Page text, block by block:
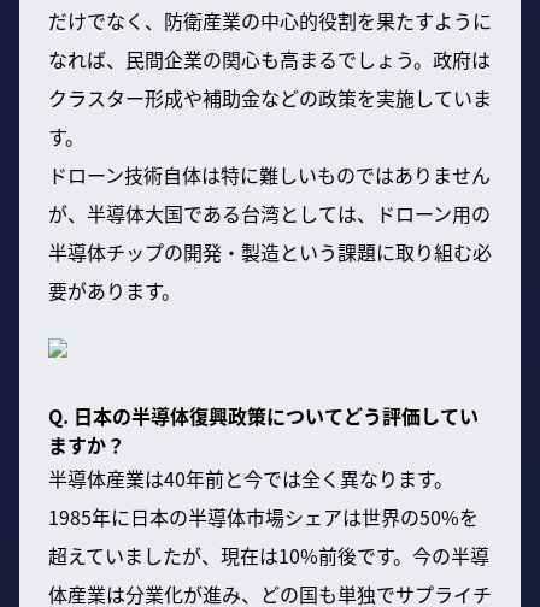
だけでなく、防衛産業の中心的役割を果たすように
なれば、民間企業の関心も高まるでしょう。政府は
クラスター形成や補助金などの政策を実施していま
す。
ドローン技術自体は特に難しいものではありません
が、半導体大国である台湾としては、ドローン用の
半導体チップの開発・製造という課題に取り組む必
要があります。
Q. 日本の半導体復興政策についてどう評価してい
ますか？
半導体産業は40年前と今では全く異なります。
1985年に日本の半導体市場シェアは世界の50%を
超えていましたが、現在は10%前後です。今の半導
体産業は分業化が進み、どの国も単独でサプライチ